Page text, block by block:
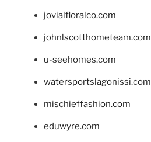
jovialfloralco.com
johnlscotthometeam.com
u-seehomes.com
watersportslagonissi.com
mischieffashion.com
eduwyre.com